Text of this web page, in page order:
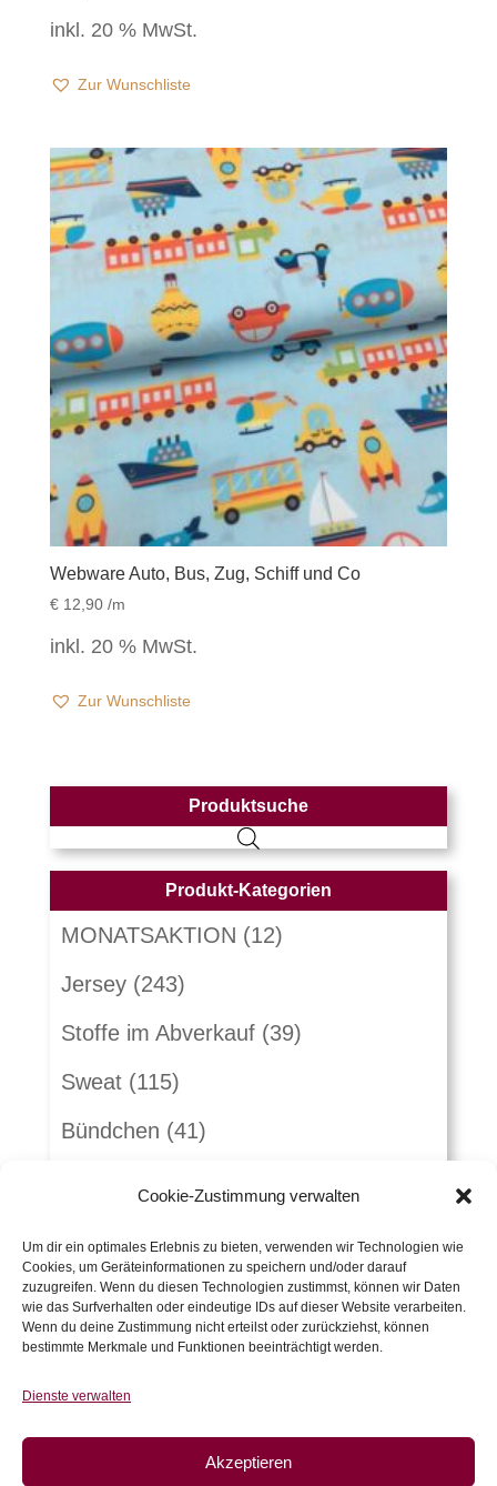
Cookie-Zustimmung verwalten
Um dir ein optimales Erlebnis zu bieten, verwenden wir Technologien wie
Cookies, um Geräteinformationen zu speichern und/oder darauf
zuzugreifen. Wenn du diesen Technologien zustimmst, können wir Daten
wie das Surfverhalten oder eindeutige IDs auf dieser Website verarbeiten.
Wenn du deine Zustimmung nicht erteilst oder zurückziehst, können
bestimmte Merkmale und Funktionen beeinträchtigt werden.
Dienste verwalten
Akzeptieren
inkl. 20 % MwSt.
Zur Wunschliste
Webware Auto, Bus, Zug, Schiff und Co
€12,90/m
inkl. 20 % MwSt.
Zur Wunschliste
Produktsuche
Produkt-Kategorien
MONATSAKTION (12)
Jersey (243)
Stoffe im Abverkauf (39)
Sweat (115)
Bündchen (41)
Schnürlsamt (5)
Herbst-Winterstoffe (21)
(5)